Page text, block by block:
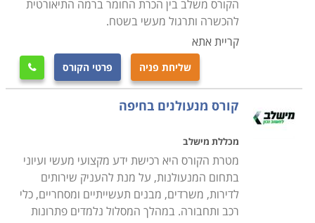
הקורס משלב בין הכרת החומר ברמה התיאורטית
להכשרה ותרגול מעשי בשטח.
קריית אתא
שליחת פניה פרטי הקורס 
קורס מנעולנים בחיפה
מכללת מישלב
מטרת הקורס היא רכישת ידע מקצועי מעשי ועיוני
בתחום המנעולנות, על מנת להעניק שירותים
לדירות, משרדים, מבנים תעשייתיים ומסחריים, כלי
רכב ותחבורה. במהלך המסלול נלמדים פתרונות